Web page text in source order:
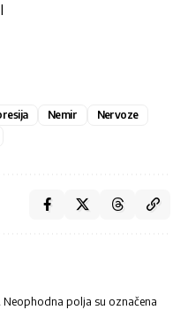
Nemir
Nervoze
Neophodna polja su označena